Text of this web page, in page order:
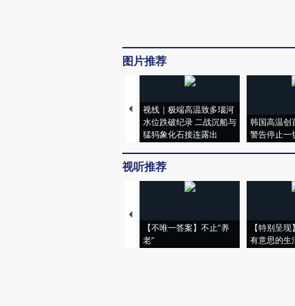
图片推荐
视线｜极端高温致多瑙河
水位跌破纪录 二战沉船与
猛犸象化石接连露出
韩国高温创
警告停止一
视听推荐
【不唯一答案】不止“养
老”
【特别呈
有意思的生